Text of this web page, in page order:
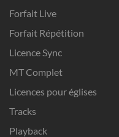
Forfait Live
Forfait Répétition
Licence Sync
MT Complet
Licences pour églises
Tracks
Playback